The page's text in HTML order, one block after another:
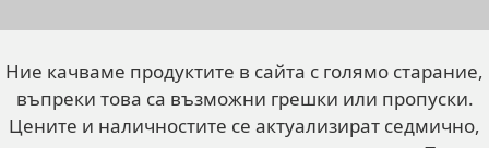
Ние качваме продуктите в сайта с голямо старание,
въпреки това са възможни грешки или пропуски.
Цените и наличностите се актуализират седмично,